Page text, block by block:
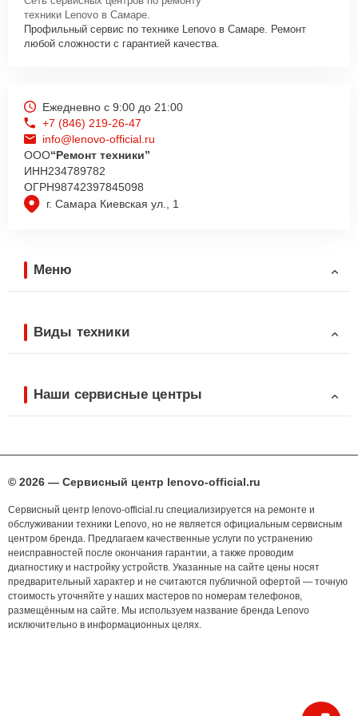
техники Lenovo в Самаре.
Профильный сервис по технике Lenovo в Самаре. Ремонт
любой сложности с гарантией качества.
г. Самара Киевская ул., 1
Ежедневно с 9:00 до 21:00
+7 (846) 219-26-47
info@lenovo-official.ru
ООО“Ремонт техники”
ИНН234789782
ОГРН98742397845098
Меню
Виды техники
Наши сервисные центры
© 2026 — Сервисный центр lenovo-official.ru
Сервисный центр lenovo-official.ru специализируется на ремонте и
обслуживании техники Lenovo, но не является официальным сервисным
центром бренда. Предлагаем качественные услуги по устранению
неисправностей после окончания гарантии, а также проводим
диагностику и настройку устройств. Указанные на сайте цены носят
предварительный характер и не считаются публичной офертой — точную
стоимость уточняйте у наших мастеров по номерам телефонов,
размещённым на сайте. Мы используем название бренда Lenovo
исключительно в информационных целях.